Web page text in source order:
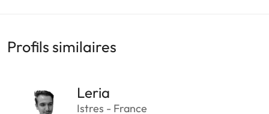
Profils similaires
Leria
Istres - France